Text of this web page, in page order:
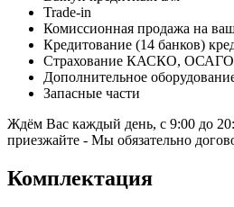
Trade-in
Комиссионная продажа на
Кредитование (14 банков)
Страхование КАСКО, ОСАГО
Дополнительное
Запасные части
Ждём Вас каждый день, с 9:00 до
приезжайте - Мы обязательно
Комплектация